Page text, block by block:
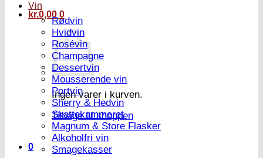
kr.0,00 0
Ingen varer i kurven.
Tilbage til shoppen
0
Vin
Rødvin
Hvidvin
Rosévin
Champagne
Dessertvin
Mousserende vin
Portvin
Sherry & Hedvin
Skattekammeret
Magnum & Store Flasker
Alkoholfri vin
Smagekasser